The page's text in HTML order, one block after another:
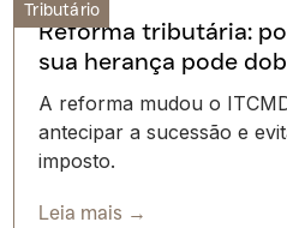
Tributário
Reforma tributária:
sua herança pode
A reforma mudou o
antecipar a sucessão e
imposto.
Leia mais →